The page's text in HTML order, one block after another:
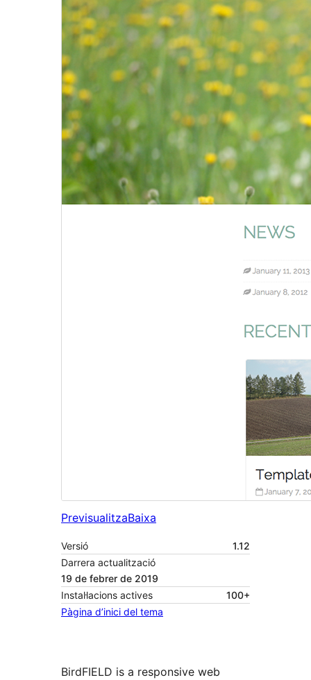
PrevisualitzaBaixa
Versió
1.12
Darrera actualització
19 de febrer de 2019
Instal·lacions actives
100+
Pàgina d’inici del tema
BirdFIELD is a responsive web